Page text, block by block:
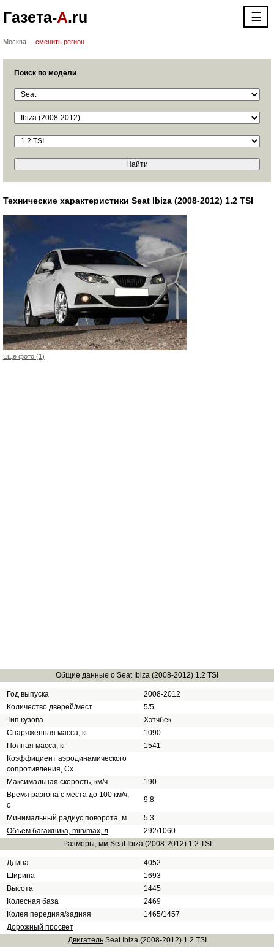
Газета-А.ru ☰
Москва сменить регион
Поиск по модели
Технические характеристики Seat Ibiza (2008-2012) 1.2 TSI
Еще фото (1)
Общие данные о Seat Ibiza (2008-2012) 1.2 TSI
Год выпуска
2008-2012
Количество дверей/мест
5/5
Тип кузова
Хэтчбек
Снаряженная масса, кг
1090
Полная масса, кг
1541
Коэффициент аэродинамического
сопротивления, Сх
Максимальная скорость, км/ч
190
Время разгона с места до 100 км/ч,
с
9.8
Минимальный радиус поворота, м
5.3
Объём багажника, min/max, л
292/1060
Размеры, ммSeat Ibiza (2008-2012) 1.2 TSI
Длина
4052
Ширина
1693
Высота
1445
Колесная база
2469
Колея передняя/задняя
1465/1457
Дорожный просвет
ДвигательSeat Ibiza (2008-2012) 1.2 TSI